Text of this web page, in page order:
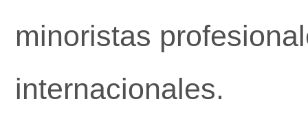
minoristas
internacionales.